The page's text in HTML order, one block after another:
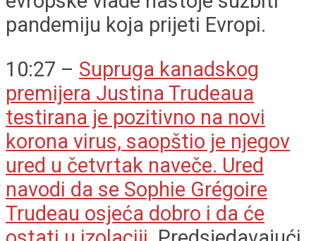
pandemiju koja prijeti Evropi.
10:27 – Supruga kanadskog
premijera Justina Trudeaua
testirana je pozitivno na novi
korona virus, saopštio je njegov
ured u četvrtak naveče. Ured
navodi da se Sophie Grégoire
Trudeau osjeća dobro i da će